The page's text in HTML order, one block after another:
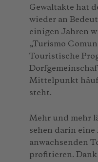
Gewaltakte hat
wieder an
einigen Jahren
„Turismo
Touristische
Mittelpunkt
steht.
Mehr und mehr
sehen darin
anwachsenden
profitieren.